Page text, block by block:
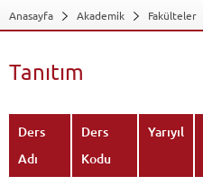
Anasayfa Akademik Fakülteler
Tanıtım
Ders
Adı
Ders
Kodu
Yarıyıl